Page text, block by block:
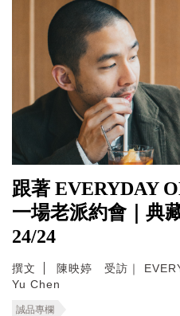
跟著 EVERYDAY
一場老派約會｜典
24/24
撰文
陳映婷 受訪｜
Yu Chen
誠品專欄